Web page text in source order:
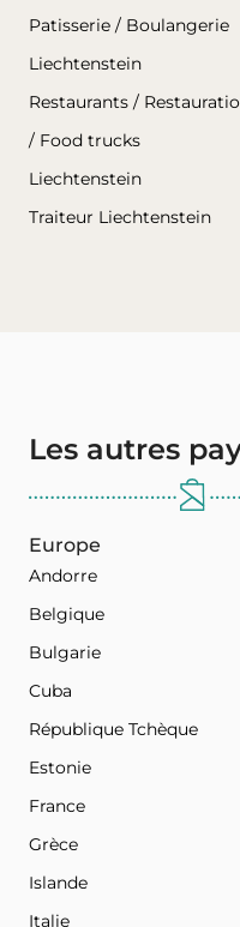
Patisserie / Boulangerie
Liechtenstein
Restaurants /
/ Food trucks
Liechtenstein
Traiteur Liechtenstein
Les autres
Europe
Andorre
Belgique
Bulgarie
Cuba
République Tchèque
Estonie
France
Grèce
Islande
Italie